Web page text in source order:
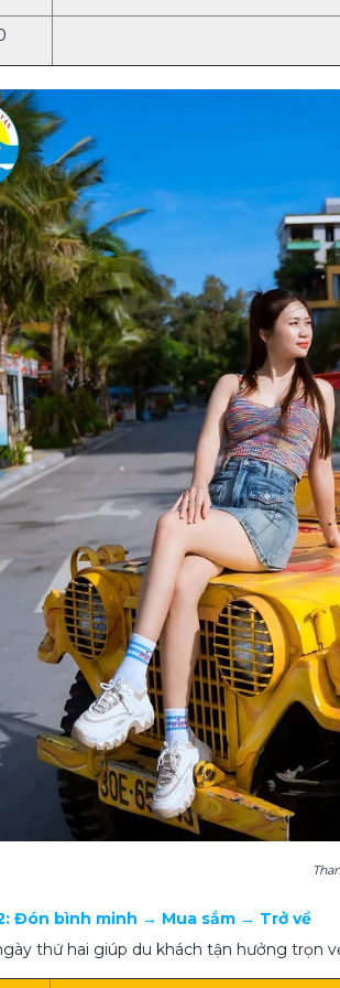
Đón bình minh → Mua sắm → Trở về
thứ hai giúp du khách tận hưởng trọn